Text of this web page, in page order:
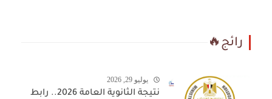
رائج🔥
يوليو 29, 2026
نتيجة الثانوية العامة 2026.. رابط